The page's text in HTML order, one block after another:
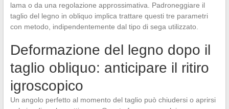
lama o da una regolazione approssimativa. Padroneggiare il
taglio del legno in obliquo implica trattare questi tre parametri
con metodo, indipendentemente dal tipo di sega utilizzato.
Deformazione del legno dopo il
taglio obliquo: anticipare il ritiro
igroscopico
Un angolo perfetto al momento del taglio può chiudersi o aprirsi